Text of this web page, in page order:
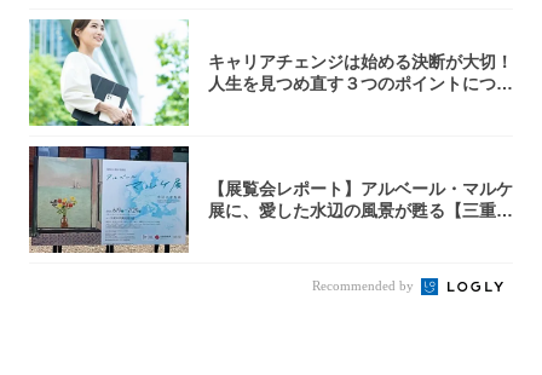
キャリアチェンジは始める決断が大切！
人生を見つめ直す３つのポイントについ
【展覧会レポート】アルベール・マルケ
展に、愛した水辺の風景が甦る【三重県
Recommended by